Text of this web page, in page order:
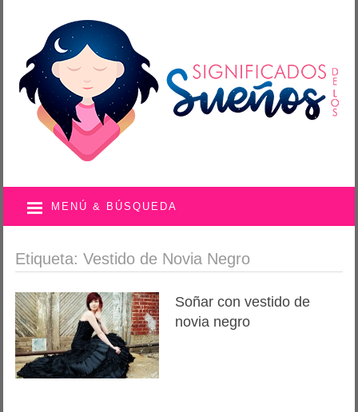
MENÚ & BÚSQUEDA
Etiqueta: Vestido de Novia Negro
Soñar con vestido de
novia negro